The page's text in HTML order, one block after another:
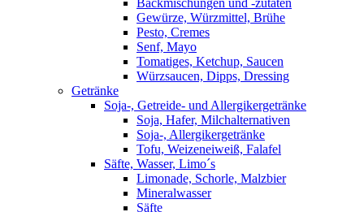
Backmischungen und -zutaten
Gewürze, Würzmittel, Brühe
Pesto, Cremes
Senf, Mayo
Tomatiges, Ketchup, Saucen
Würzsaucen, Dipps, Dressing
Getränke
Soja-, Getreide- und Allergikergetränke
Soja, Hafer, Milchalternativen
Soja-, Allergikergetränke
Tofu, Weizeneiweiß, Falafel
Säfte, Wasser, Limo´s
Limonade, Schorle, Malzbier
Mineralwasser
Säfte